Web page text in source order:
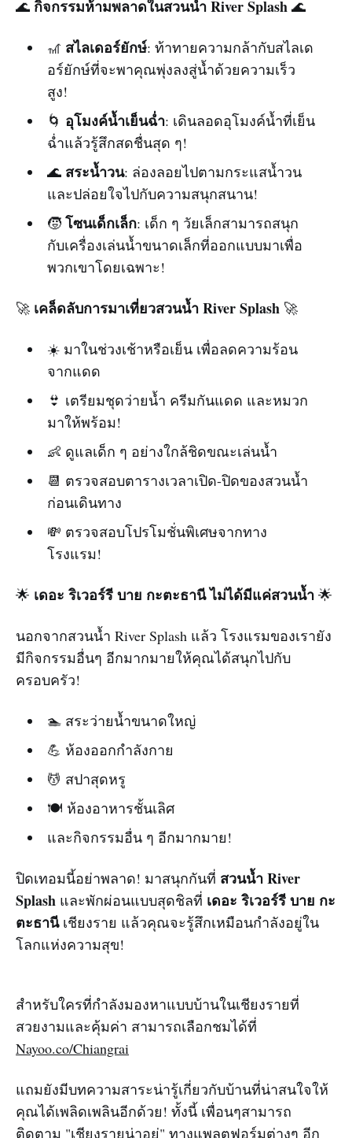
🌊 กิจกรรมห้ามพลาดในสวนน้ำ River Splash 🌊
🎢 สไลเดอร์ยักษ์: ท้าทายความกล้ากับสไลเด
อร์ยักษ์ที่จะพาคุณพุ่งลงสู่น้ำด้วยความเร็ว
สูง!
🌀 อุโมงค์น้ำเย็นฉ่ำ: เดินลอดอุโมงค์น้ำที่เย็น
ฉ่ำแล้วรู้สึกสดชื่นสุด ๆ!
🌊 สระน้ำวน: ล่องลอยไปตามกระแสน้ำวน
และปล่อยใจไปกับความสนุกสนาน!
🧒 โซนเด็กเล็ก: เด็ก ๆ วัยเล็กสามารถสนุก
กับเครื่องเล่นน้ำขนาดเล็กที่ออกแบบมาเพื่อ
พวกเขาโดยเฉพาะ!
🚀 เคล็ดลับการมาเที่ยวสวนน้ำ River Splash 🚀
☀️ มาในช่วงเช้าหรือเย็น เพื่อลดความร้อน
จากแดด
👙 เตรียมชุดว่ายน้ำ ครีมกันแดด และหมวก
มาให้พร้อม!
👶 ดูแลเด็ก ๆ อย่างใกล้ชิดขณะเล่นน้ำ
📆 ตรวจสอบตารางเวลาเปิด-ปิดของสวนน้ำ
ก่อนเดินทาง
💸 ตรวจสอบโปรโมชั่นพิเศษจากทาง
โรงแรม!
🌟 เดอะ ริเวอร์รี บาย กะตะธานี ไม่ได้มีแค่สวนน้ำ 🌟
นอกจากสวนน้ำ River Splash แล้ว โรงแรมของเรายัง
มีกิจกรรมอื่นๆ อีกมากมายให้คุณได้สนุกไปกับ
ครอบครัว!
🏊 สระว่ายน้ำขนาดใหญ่
💪 ห้องออกกำลังกาย
💆 สปาสุดหรู
🍽️ ห้องอาหารชั้นเลิศ
และกิจกรรมอื่น ๆ อีกมากมาย!
ปิดเทอมนี้อย่าพลาด! มาสนุกกันที่ สวนน้ำ River
Splash และพักผ่อนแบบสุดชิลที่ เดอะ ริเวอร์รี บาย กะ
ตะธานีเชียงราย แล้วคุณจะรู้สึกเหมือนกำลังอยู่ใน
โลกแห่งความสุข!
สำหรับใครที่กำลังมองหาแบบบ้านในเชียงรายที่
สวยงามและคุ้มค่า สามารถเลือกชมได้ที่
Nayoo.co/Chiangrai
แถมยังมีบทความสาระน่ารู้เกี่ยวกับบ้านที่น่าสนใจให้
คุณได้เพลิดเพลินอีกด้วย! ทั้งนี้ เพื่อนๆสามารถ
ติดตาม "เชียงรายน่าอยู่" ทางแพลตฟอร์มต่างๆ อีก